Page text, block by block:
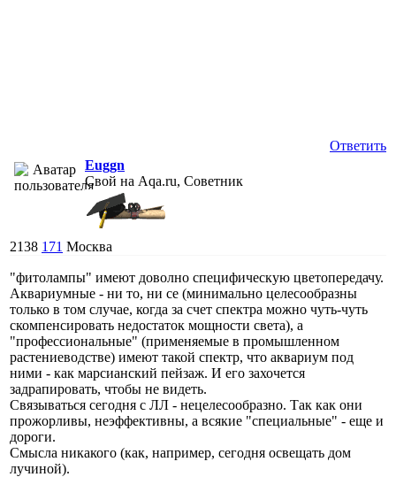
Ответить
Euggn
Свой на Aqa.ru, Советник
2138 171 Москва
"фитолампы" имеют доволно специфическую цветопередачу.
Аквариумные - ни то, ни се (минимально целесообразны
только в том случае, когда за счет спектра можно чуть-чуть
скомпенсировать недостаток мощности света), а
"профессиональные" (применяемые в промышленном
растениеводстве) имеют такой спектр, что аквариум под
ними - как марсианский пейзаж. И его захочется
задрапировать, чтобы не видеть.
Связываться сегодня с ЛЛ - нецелесообразно. Так как они
прожорливы, неэффективны, а всякие "специальные" - еще и
дороги.
Смысла никакого (как, например, сегодня освещать дом
лучиной).